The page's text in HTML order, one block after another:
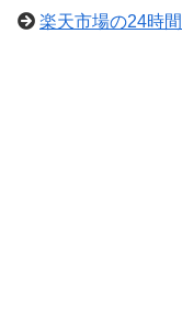
楽天市場の24時